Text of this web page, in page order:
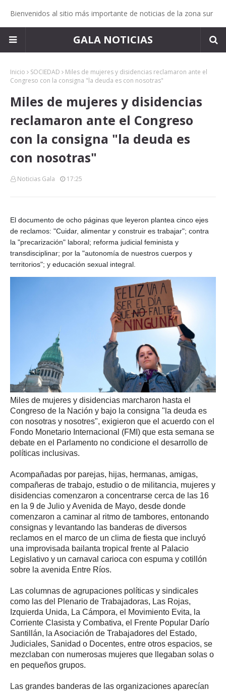
Bienvenidos al sitio más importante de noticias de la zona sur
GALA NOTICIAS
Inicio SOCIEDAD
Miles de mujeres y disidencias reclamaron ante el
Congreso con la consigna "la deuda es con nosotras"
Miles de mujeres y disidencias
reclamaron ante el Congreso
con la consigna "la deuda es
con nosotras"
Noticias Gala 17:25
El documento de ocho páginas que leyeron plantea cinco ejes
de reclamos: "Cuidar, alimentar y construir es trabajar"; contra
la "precarización" laboral; reforma judicial feminista y
transdisciplinar; por la "autonomía de nuestros cuerpos y
territorios"; y educación sexual integral.
Miles de mujeres y disidencias marcharon hasta el
Congreso de la Nación y bajo la consigna "la deuda es
con nosotras y nosotres", exigieron que el acuerdo con el
Fondo Monetario Internacional (FMI) que esta semana se
debate en el Parlamento no condicione el desarrollo de
políticas inclusivas.
Acompañadas por parejas, hijas, hermanas, amigas,
compañeras de trabajo, estudio o de militancia, mujeres y
disidencias comenzaron a concentrarse cerca de las 16
en la 9 de Julio y Avenida de Mayo, desde donde
comenzaron a caminar al ritmo de tambores, entonando
consignas y levantando las banderas de diversos
reclamos en el marco de un clima de fiesta que incluyó
una improvisada bailanta tropical frente al Palacio
Legislativo y un carnaval carioca con espuma y cotillón
sobre la avenida Entre Ríos.
Las columnas de agrupaciones políticas y sindicales
como las del Plenario de Trabajadoras, Las Rojas,
Izquierda Unida, La Cámpora, el Movimiento Evita, la
Corriente Clasista y Combativa, el Frente Popular Darío
Santillán, la Asociación de Trabajadores del Estado,
Judiciales, Sanidad o Docentes, entre otros espacios, se
mezclaban con numerosas mujeres que llegaban solas o
en pequeños grupos.
Las grandes banderas de las organizaciones aparecían